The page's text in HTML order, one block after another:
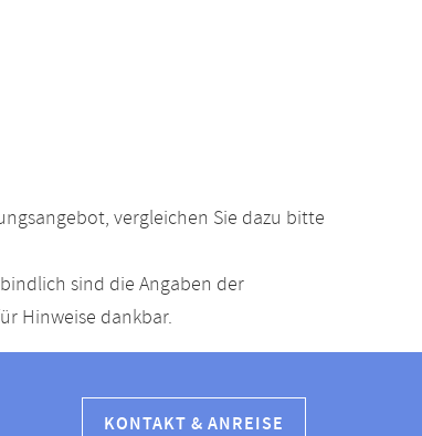
vergleichen Sie dazu bitte
sind die Angaben der
Hinweise dankbar.
KONTAKT & ANREISE